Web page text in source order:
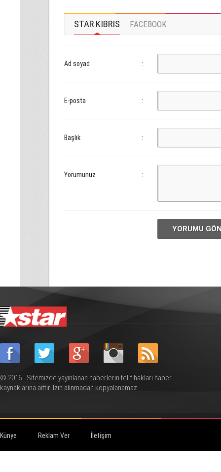
STAR KIBRIS FACEBOOK
Ad soyad :
E-posta :
Başlık :
Yorumunuz :
YORUMU
© 2016 - Sitemizde yayınlanan haberlerin telif hakları haber
kaynaklarına aittir. İzin alınmadan kopyalanamaz.
Künye Reklam Ver İletişim